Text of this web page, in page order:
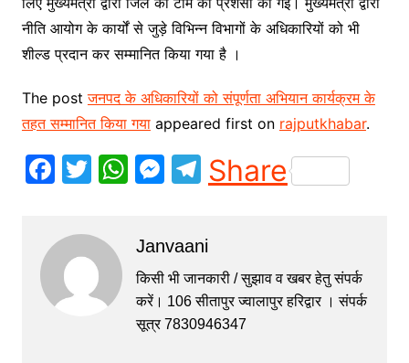
नीति आयोग के कार्यों से जुड़े विभिन्न विभागों के अधिकारियों को भी
शील्ड प्रदान कर सम्मानित किया गया है ।
The postजनपद के अधिकारियों को संपूर्णता अभियान कार्यक्रम के
तहत सम्मानित किया गयाappeared first on rajputkhabar.
F
c
e
b
o
T
itt
er
W
s
A
p
p
M
s
e
n
T
el
gr
a
m
Share
Janvaani
किसी भी जानकारी / सुझाव व खबर हेतु संपर्क
करें। 106 सीतापुर ज्वालापुर हरिद्वार । संपर्क
सूत्र 7830946347